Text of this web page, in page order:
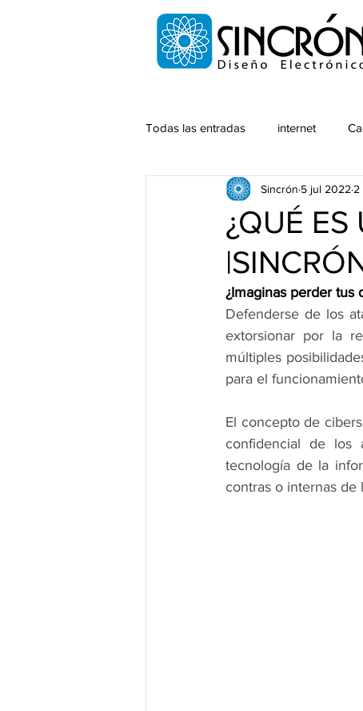
Todas las entradas internet
¿QUÉ
Sincrón 5 jul 2022 2
¿Imaginas perder tus
Defenderse de los
extorsionar por la
múltiples
para el
El concepto de
confidencial de los
tecnología de la
contras o internas de